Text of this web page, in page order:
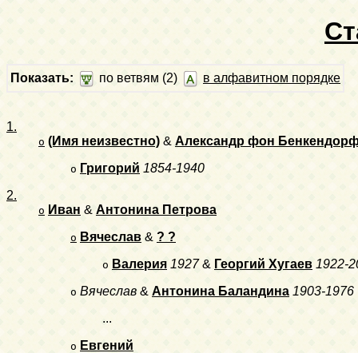
Показать: по ветвям (2) в алфавитном порядке
1.
o (Имя неизвестно) & Александр фон
o Григорий 1854-1940
2.
o Иван & Антонина Петрова
o Вячеслав & ? ?
o Валерия 1927& Георгий Хугаев 1922-
o Вячеслав & Антонина Баландина 1903-1976
...
o Евгений